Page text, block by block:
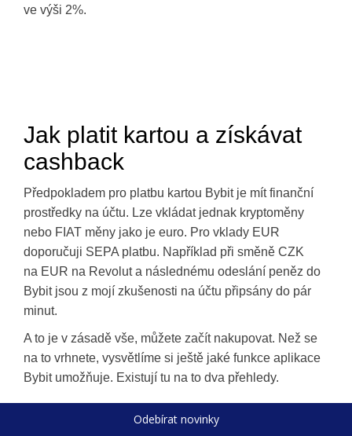
ve výši 2%.
Jak platit kartou a získávat
cashback
Předpokladem pro platbu kartou Bybit je mít finanční
prostředky na účtu. Lze vkládat jednak kryptoměny
nebo FIAT měny jako je euro. Pro vklady EUR
doporučuji SEPA platbu. Například při směně CZK
na EUR na Revolut a následnému odeslání peněz do
Bybit jsou z mojí zkušenosti na účtu připsány do pár
minut.
A to je v zásadě vše, můžete začít nakupovat. Než se
na to vrhnete, vysvětlíme si ještě jaké funkce aplikace
Bybit umožňuje. Existují tu na to dva přehledy.
Odebírat novinky